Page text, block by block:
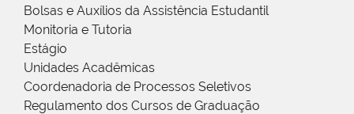
Bolsas e Auxílios da Assistência Estudantil
Monitoria e Tutoria
Estágio
Unidades Acadêmicas
Coordenadoria de Processos Seletivos
Regulamento dos Cursos de Graduação